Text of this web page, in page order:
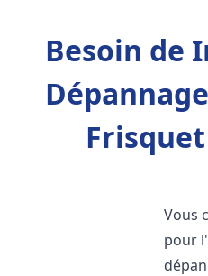
Besoin de
Vous
pour